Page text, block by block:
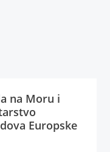
na Moru i
Europske